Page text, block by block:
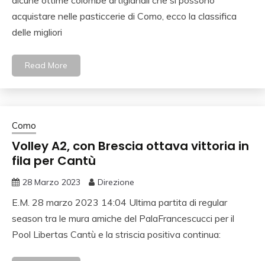
acquistare nelle pasticcerie di Como, ecco la classifica
delle migliori
Read More
Como
Volley A2, con Brescia ottava vittoria in
fila per Cantù
28 Marzo 2023 Direzione
E.M. 28 marzo 2023 14:04 Ultima partita di regular
season tra le mura amiche del PalaFrancescucci per il
Pool Libertas Cantù e la striscia positiva continua: